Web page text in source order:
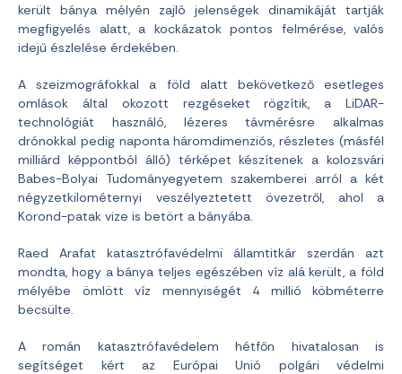
került bánya mélyén zajló jelenségek dinamikáját tartják
megfigyelés alatt, a kockázatok pontos felmérése, valós
idejű észlelése érdekében.
A szeizmográfokkal a föld alatt bekövetkező esetleges
omlások által okozott rezgéseket rögzítik, a LiDAR-
technológiát használó, lézeres távmérésre alkalmas
drónokkal pedig naponta háromdimenziós, részletes (másfél
milliárd képpontból álló) térképet készítenek a kolozsvári
Babes-Bolyai Tudományegyetem szakemberei arról a két
négyzetkilométernyi veszélyeztetett övezetről, ahol a
Korond-patak vize is betört a bányába.
Raed Arafat katasztrófavédelmi államtitkár szerdán azt
mondta, hogy a bánya teljes egészében víz alá került, a föld
mélyébe ömlött víz mennyiségét 4 millió köbméterre
becsülte.
A román katasztrófavédelem hétfőn hivatalosan is
segítséget kért az Európai Unió polgári védelmi